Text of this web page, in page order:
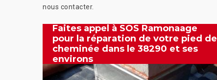
nous contacter.
Faites appel à SOS Ramonaage
pour la réparation de votre pied de
cheminée dans le 38290 et ses
environs